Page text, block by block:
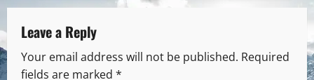
Leave a Reply
Your email address will not be published. Required
fields are marked *